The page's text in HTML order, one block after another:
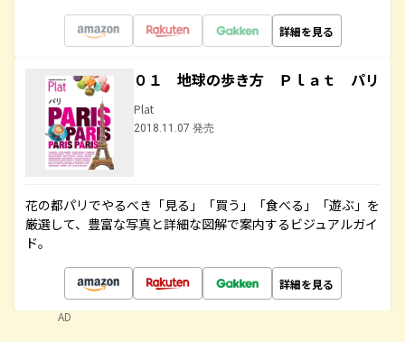
詳細を見る
０１ 地球の歩き方 Ｐｌａｔ パリ
Plat
2018.11.07 発売
花の都パリでやるべき「見る」「買う」「食べる」「遊ぶ」を
厳選して、豊富な写真と詳細な図解で案内するビジュアルガイ
ド。
詳細を見る
AD